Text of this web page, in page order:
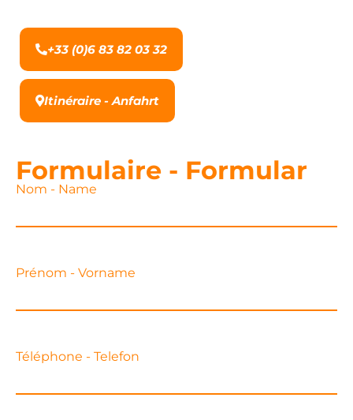
+33 (0)6 83 82 03 32
Itinéraire - Anfahrt
Formulaire - Formular
Nom - Name
Prénom - Vorname
Téléphone - Telefon